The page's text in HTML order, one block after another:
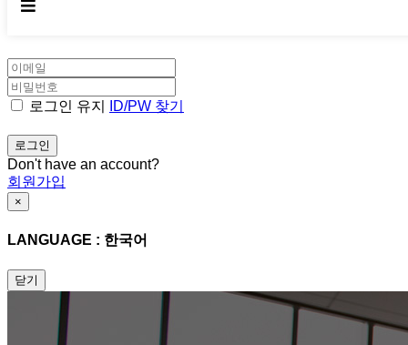
로그인 유지 ID/PW 찾기
Don't have an account?
회원가입
×
LANGUAGE : 한국어
닫기